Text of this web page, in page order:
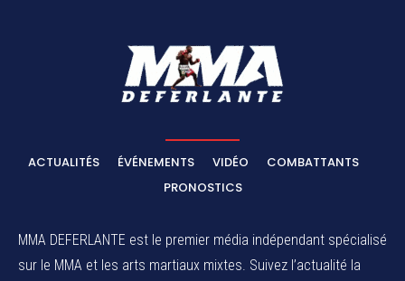
ACTUALITÉS ÉVÉNEMENTS VIDÉO
COMBATTANTS
PRONOSTICS
MMA DEFERLANTE est le premier média indépendant spécialisé
sur le MMA et les arts martiaux mixtes. Suivez l’actualité la